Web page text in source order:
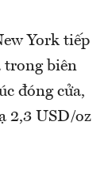
York tiếp
trong biên
đóng cửa,
2,3 USD/oz